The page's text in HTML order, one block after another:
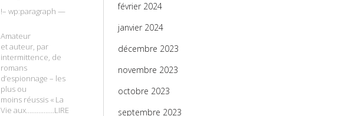
!– wp:paragraph —
Amateur
et auteur, par
intermittence, de
romans
d’espionnage – les
plus ou
moins réussis « La
Vie aux…………….LIRE
février 2024
janvier 2024
décembre 2023
novembre 2023
octobre 2023
septembre 2023